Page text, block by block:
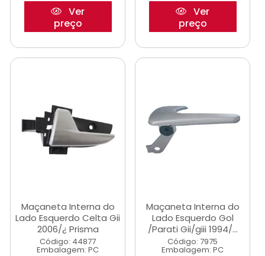
Ver
preço
Ver
preço
Maçaneta Interna do
Lado Esquerdo Celta Gii
2006/¿ Prisma
Código: 44877
Embalagem: PC
Maçaneta Interna do
Lado Esquerdo Gol
/Parati Gii/giii 1994/...
Código: 7975
Embalagem: PC